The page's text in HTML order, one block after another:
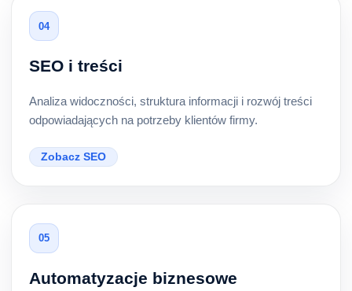
04
SEO i treści
Analiza widoczności, struktura informacji i rozwój treści
odpowiadających na potrzeby klientów firmy.
Zobacz SEO
05
Automatyzacje biznesowe